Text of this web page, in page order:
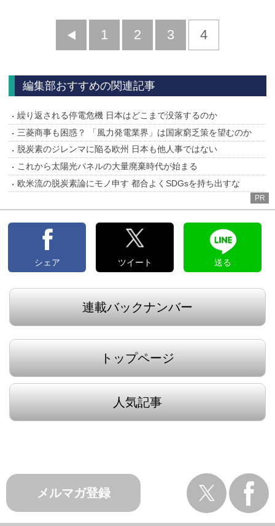
前
1 2 3 4
編集部おすすめの関連記事
繰り返される停電危機 日本はどこまで没落するのか
三菱商事も困惑？ 「風力発電業界」は国家窮乏策を望むのか
脱炭素のジレンマに陥る欧州 日本も他人事ではない
これから太陽光パネルの大量廃棄時代が始まる
欧米流の脱炭素論にモノ申す 都合よくSDGsを持ち出すな
PR
シェア ツイート 送る
連載バックナンバー
トップページ
人気記事
メルマガ登録